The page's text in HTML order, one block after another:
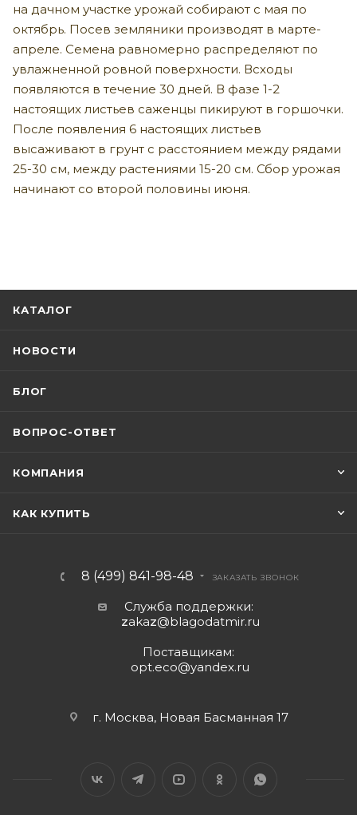
на дачном участке урожай собирают с мая по
октябрь. Посев земляники производят в марте-
апреле. Семена равномерно распределяют по
увлажненной ровной поверхности. Всходы
появляются в течение 30 дней. В фазе 1-2
настоящих листьев саженцы пикируют в горшочки.
После появления 6 настоящих листьев
высаживают в грунт с расстоянием между рядами
25-30 см, между растениями 15-20 см. Сбор урожая
начинают со второй половины июня.
КАТАЛОГ
НОВОСТИ
БЛОГ
ВОПРОС-ОТВЕТ
КОМПАНИЯ
КАК КУПИТЬ
8 (499) 841-98-48 ЗАКАЗАТЬ ЗВОНОК
Служба поддержки:
zakaz@blagodatmir.ru
Поставщикам:
opt.eco@yandex.ru
г. Москва, Новая Басманная 17